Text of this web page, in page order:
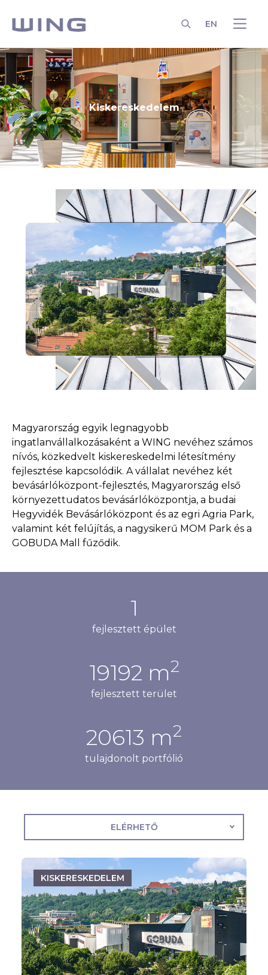
EN
Kiskereskedelem
Magyarország egyik legnagyobb
ingatlanvállalkozásaként a WING nevéhez számos
nívós, közkedvelt kiskereskedelmi létesítmény
fejlesztése kapcsolódik. A vállalat nevéhez két
bevásárlóközpont-fejlesztés, Magyarország első
környezettudatos bevásárlóközpontja, a budai
Hegyvidék Bevásárlóközpont és az egri Agria Park,
valamint két felújítás, a nagysikerű MOM Park és a
GOBUDA Mall fűződik.
1
fejlesztett épület
25672 m2
fejlesztett terület
27573 m2
tulajdonolt portfólió
ELÉRHETŐ
KISKERESKEDELEM
Budapest - III. kerület